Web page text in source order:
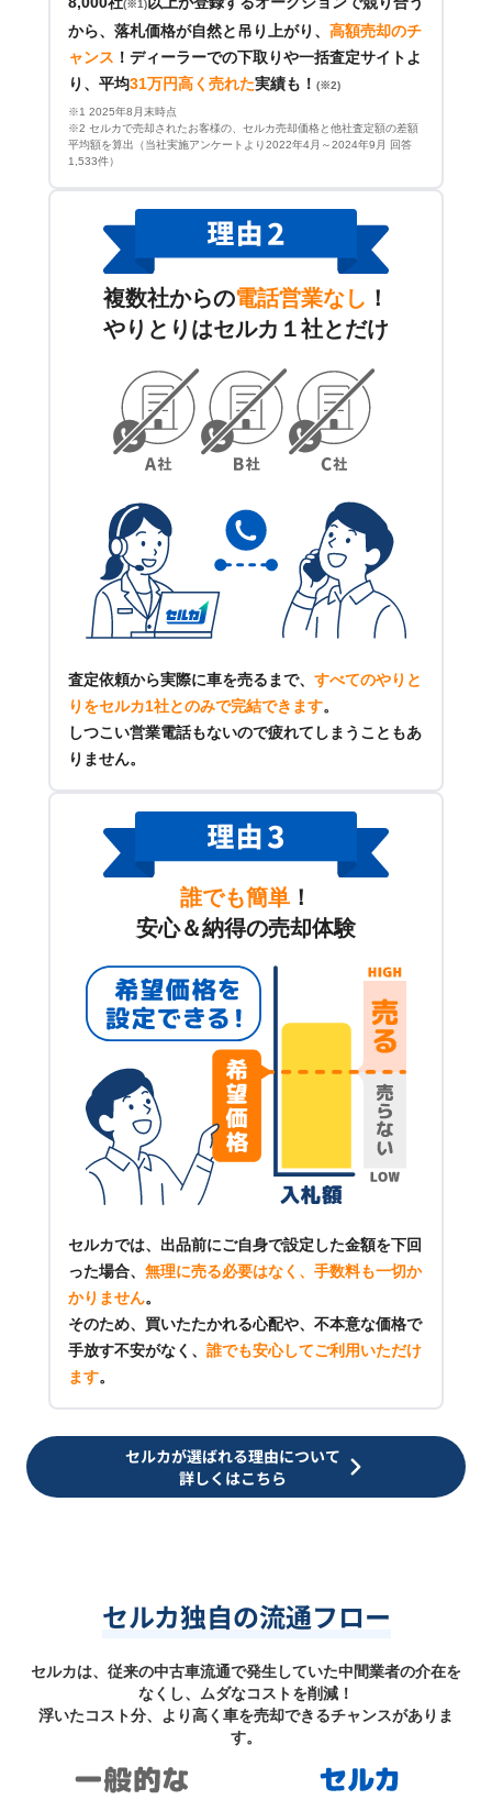
(※1)
から、落札価格が自然と吊り上がり、 高額売却のチ
ャンス ！ ディーラーでの下取りや一括査定サイトよ
り、平均31万円高く売れた実績も！ (※2)
※1 2025年8月末時点
※2 セルカで売却されたお客様の、セルカ売却価格と他社査定額の差額
平均額を算出（当社実施アンケートより2022年4月～2024年9月 回答
1,533件）
複数社からの電話営業なし ！
やりとりはセルカ１社とだけ
査定依頼から実際に車を売るまで、 すべてのやりと
りをセルカ1社とのみで完結できます。
しつこい営業電話もないので疲れてしまうこともあ
りません。
誰でも簡単 ！
安心＆納得の売却体験
セルカでは、出品前にご自身で設定した金額を下回
った場合、 無理に売る必要はなく、手数料も一切か
かりません。
そのため、買いたたかれる心配や、不本意な価格で
手放す不安がなく、 誰でも安心してご利用いただけ
ます。
セルカが選ばれる理由について
詳しくはこちら
セルカ独自の流通フロー
セルカは、従来の中古車流通で発生していた中間業者の介在を
なくし、ムダなコストを削減！
浮いたコスト分、より高く車を売却できるチャンスがありま
す。